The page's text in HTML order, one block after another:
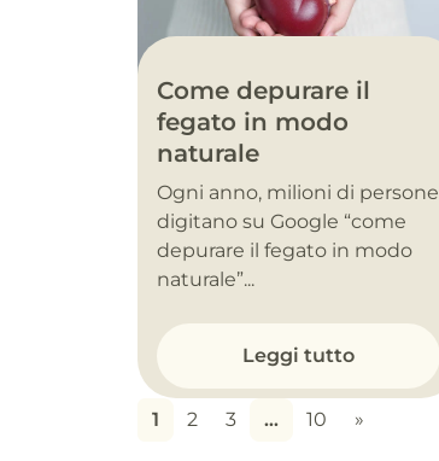
Come depurare il
fegato in modo
naturale
Ogni anno, milioni di persone
digitano su Google “come
depurare il fegato in modo
naturale”...
Leggi tutto
1 2 3 … 10 »